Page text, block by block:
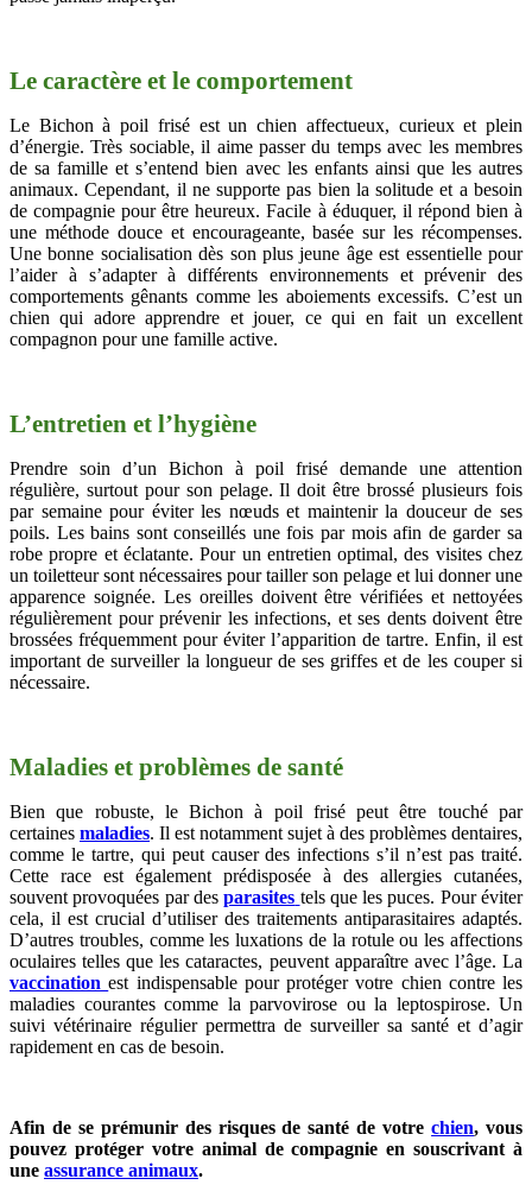
Le caractère et le comportement
Le Bichon à poil frisé est un chien affectueux, curieux et plein
d’énergie. Très sociable, il aime passer du temps avec les membres
de sa famille et s’entend bien avec les enfants ainsi que les autres
animaux. Cependant, il ne supporte pas bien la solitude et a besoin
de compagnie pour être heureux. Facile à éduquer, il répond bien à
une méthode douce et encourageante, basée sur les récompenses.
Une bonne socialisation dès son plus jeune âge est essentielle pour
l’aider à s’adapter à différents environnements et prévenir des
comportements gênants comme les aboiements excessifs. C’est un
chien qui adore apprendre et jouer, ce qui en fait un excellent
compagnon pour une famille active.
L’entretien et l’hygiène
Prendre soin d’un Bichon à poil frisé demande une attention
régulière, surtout pour son pelage. Il doit être brossé plusieurs fois
par semaine pour éviter les nœuds et maintenir la douceur de ses
poils. Les bains sont conseillés une fois par mois afin de garder sa
robe propre et éclatante. Pour un entretien optimal, des visites chez
un toiletteur sont nécessaires pour tailler son pelage et lui donner une
apparence soignée. Les oreilles doivent être vérifiées et nettoyées
régulièrement pour prévenir les infections, et ses dents doivent être
brossées fréquemment pour éviter l’apparition de tartre. Enfin, il est
important de surveiller la longueur de ses griffes et de les couper si
nécessaire.
Maladies et problèmes de santé
Bien que robuste, le Bichon à poil frisé peut être touché par
certaines maladies. Il est notamment sujet à des problèmes dentaires,
comme le tartre, qui peut causer des infections s’il n’est pas traité.
Cette race est également prédisposée à des allergies cutanées,
souvent provoquées par desparasites tels que les puces. Pour éviter
cela, il est crucial d’utiliser des traitements antiparasitaires adaptés.
D’autres troubles, comme les luxations de la rotule ou les affections
oculaires telles que les cataractes, peuvent apparaître avec l’âge. La
vaccination est indispensable pour protéger votre chien contre les
maladies courantes comme la parvovirose ou la leptospirose. Un
suivi vétérinaire régulier permettra de surveiller sa santé et d’agir
rapidement en cas de besoin.
Afin de se prémunir des risques de santé de votrechien, vous
pouvez protéger votre animal de compagnie en souscrivant à
une assurance animaux.